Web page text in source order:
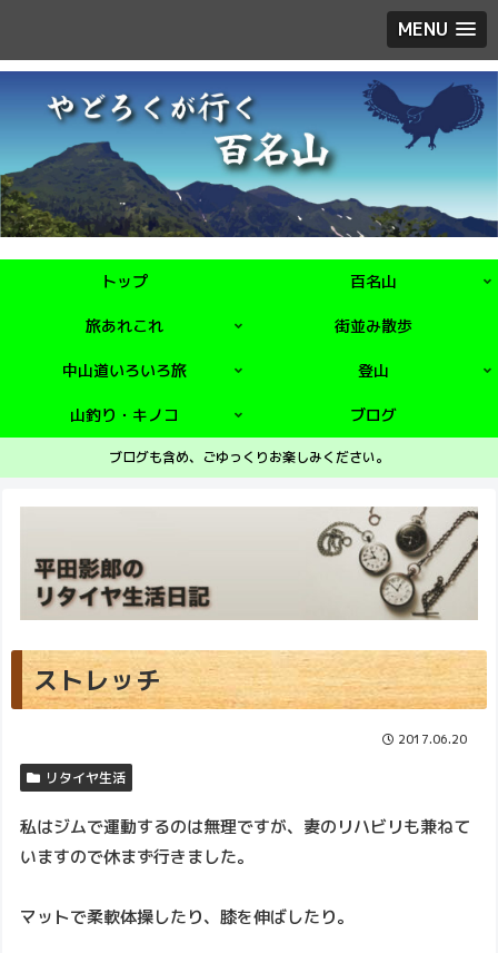
MENU
トップ 百名山
旅あれこれ 街並み散歩
中山道いろいろ旅 登山
山釣り・キノコ ブログ
ブログも含め、ごゆっくりお楽しみください。
ストレッチ
2017.06.20
リタイヤ生活
私はジムで運動するのは無理ですが、妻のリハビリも兼ねて
いますので休まず行きました。
マットで柔軟体操したり、膝を伸ばしたり。